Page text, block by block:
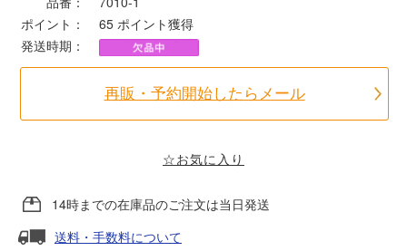
MODEMO(モデモ)
TTC
ポイント：
65 ポイント獲得
発送時期：
再販・予約開始したらメール
☆お気に入り
14時までの在庫品のご注文は当日発送
送料・手数料について